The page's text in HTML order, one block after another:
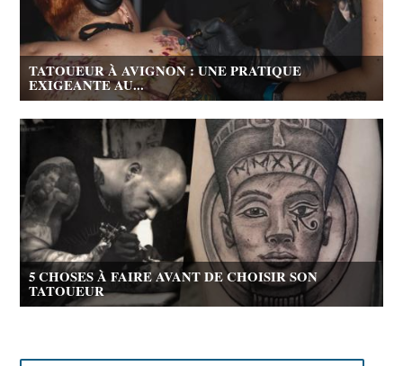
TATOUEUR À AVIGNON : UNE PRATIQUE
EXIGEANTE AU...
5 CHOSES À FAIRE AVANT DE CHOISIR SON
TATOUEUR